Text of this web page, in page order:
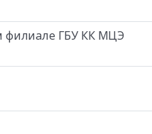
филиале ГБУ КК МЦЭ